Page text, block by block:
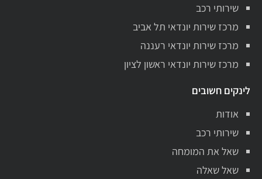
שירותי רכב
מרכז שירות יונדאי תל אביב
מרכז שירות יונדאי רעננה
מרכז שירות יונדאי ראשון לציון
לינקים חשובים
אודות
שירותי רכב
שאל את המומחה
שאל שאלה